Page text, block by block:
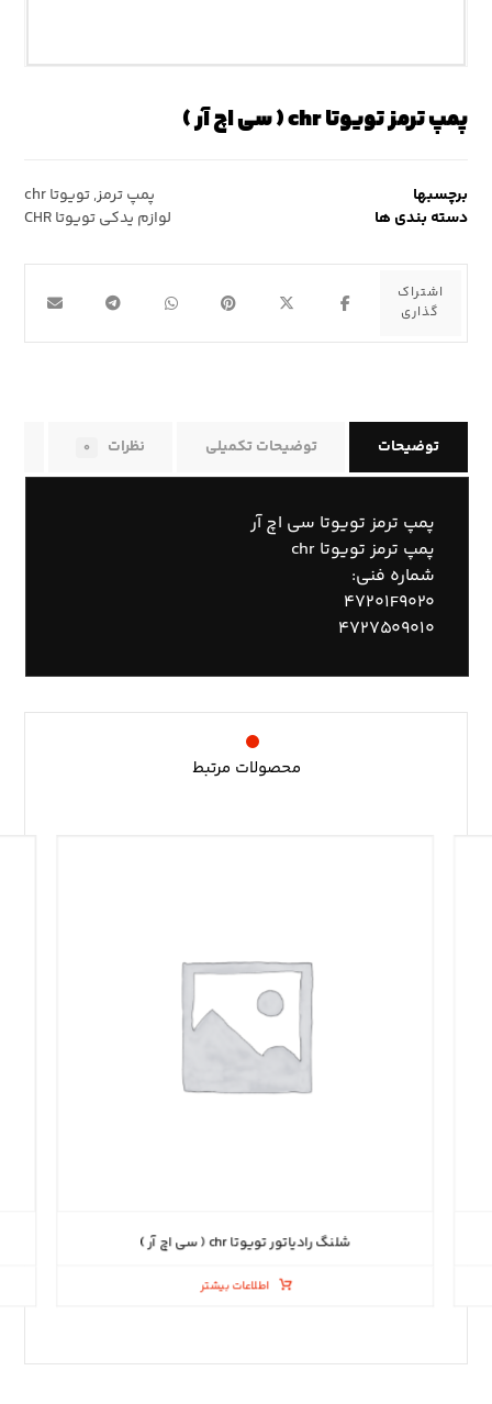
پمپ ترمز تویوتا chr ( سی اچ آر )
برچسبها پمپ ترمز,تویوتا chr
دسته بندی ها
لوازم یدکی تویوتا CHR
توضیحات توضیحات تکمیلی نظرات ۰
پمپ ترمز تویوتا سی اچ آر
پمپ ترمز تویوتا chr
شماره فنی:
۴۷۲۰۱F۹۰۲۰
۴۷۲۷۵۰۹۰۱۰
محصولات مرتبط
شلنگ رادیاتور تویوتا chr ( سی اچ آر )
اطلاعات بیشتر